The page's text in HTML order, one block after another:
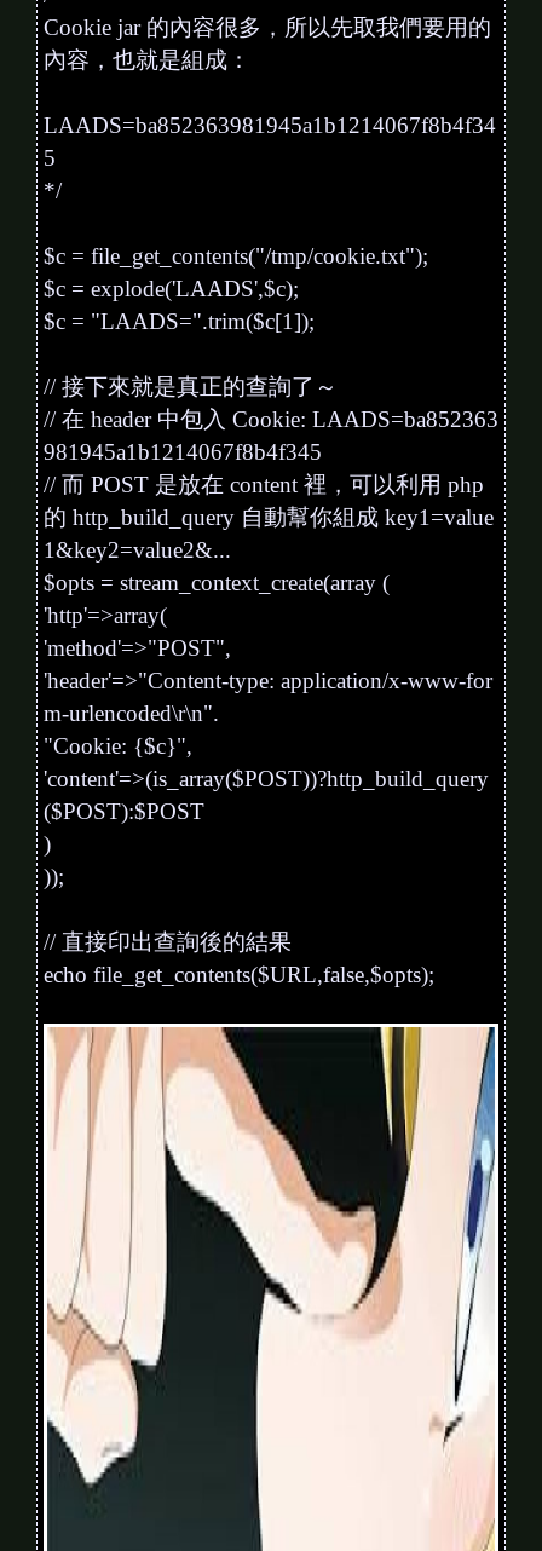
Cookie jar 的內容很多，所以先取我們要用的
內容，也就是組成：
LAADS=ba852363981945a1b1214067f8b4f34
5
*/
$c = file_get_contents("/tmp/cookie.txt");
$c = explode('LAADS',$c);
$c = "LAADS=".trim($c[1]);
// 接下來就是真正的查詢了～
// 在 header 中包入 Cookie: LAADS=ba852363
981945a1b1214067f8b4f345
// 而 POST 是放在 content 裡，可以利用 php
的 http_build_query 自動幫你組成 key1=value
1&key2=value2&...
$opts = stream_context_create(array (
'http'=>array(
'method'=>"POST",
'header'=>"Content-type: application/x-www-for
m-urlencoded\r\n".
"Cookie: {$c}",
'content'=>(is_array($POST))?http_build_query
($POST):$POST
)
));
// 直接印出查詢後的結果
echo file_get_contents($URL,false,$opts);